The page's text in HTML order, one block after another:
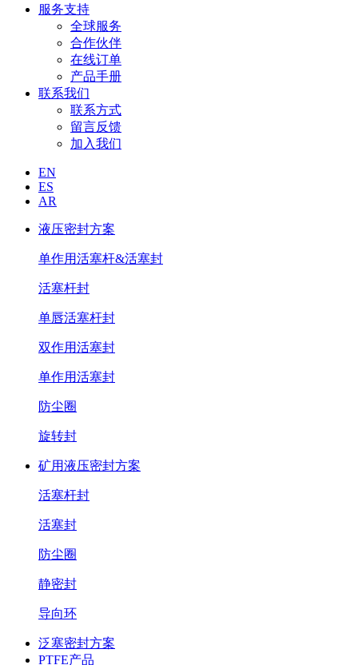
服务支持
全球服务
合作伙伴
在线订单
产品手册
联系我们
联系方式
留言反馈
加入我们
EN
ES
AR
液压密封方案
单作用活塞杆&活塞封
活塞杆封
单唇活塞杆封
双作用活塞封
单作用活塞封
防尘圈
旋转封
矿用液压密封方案
活塞杆封
活塞封
防尘圈
静密封
导向环
泛塞密封方案
PTFE产品